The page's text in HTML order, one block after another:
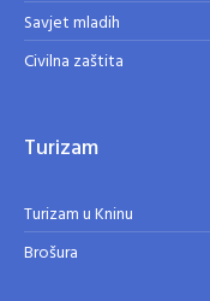
Savjet mladih
Civilna zaštita
Turizam
Turizam u Kninu
Brošura